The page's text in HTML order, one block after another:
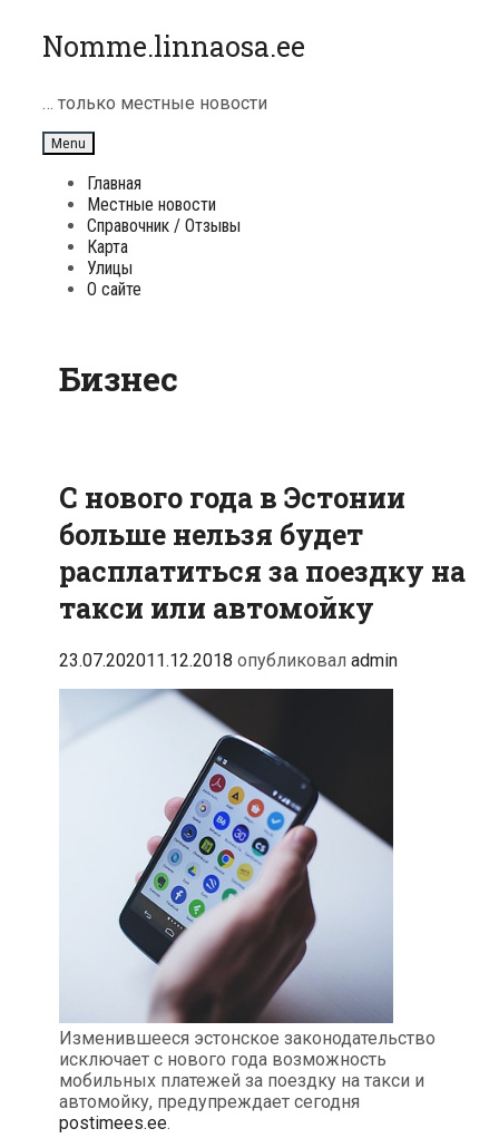
Skip
to
Nomme.linnaosa.ee
… только местные новости
Menu
Главная
Местные новости
Справочник / Отзывы
Карта
Улицы
О сайте
Бизнес
С нового года в Эстонии
больше нельзя будет
расплатиться за поездку на
такси или автомойку
23.07.202011.12.2018 опубликовал admin
Изменившееся эстонское законодательство
исключает с нового года возможность
мобильных платежей за поездку на такси и
автомойку, предупреждает сегодня
postimees.ee.